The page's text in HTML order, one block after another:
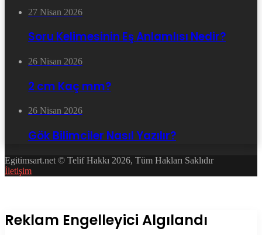
27 Nisan 2026
Soru Kelimesinin Eş Anlamlısı Nedir?
26 Nisan 2026
2 cm Kaç mm?
26 Nisan 2026
Gök Bilimciler Nasıl Yazılır?
Egitimsart.net © Telif Hakkı 2026, Tüm Hakları Saklıdır
İletişim
Kapalı
Reklam Engelleyici Algılandı